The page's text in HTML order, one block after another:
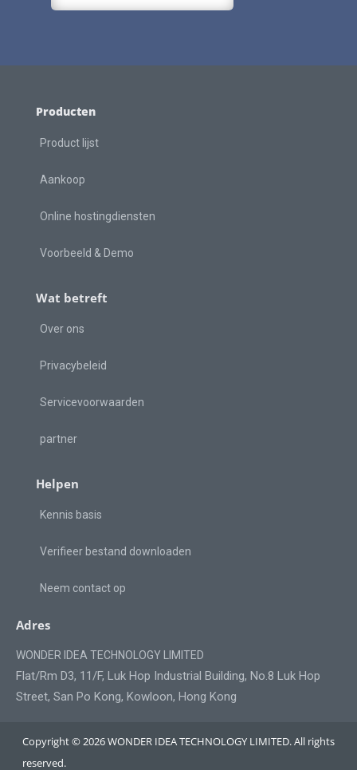
Producten
Product lijst
Aankoop
Online hostingdiensten
Voorbeeld & Demo
Wat betreft
Over ons
Privacybeleid
Servicevoorwaarden
partner
Helpen
Kennis basis
Verifieer bestand downloaden
Neem contact op
Adres
WONDER IDEA TECHNOLOGY LIMITED
Flat/Rm D3, 11/F, Luk Hop Industrial Building, No.8 Luk Hop
Street, San Po Kong, Kowloon, Hong Kong
Copyright © 2026 WONDER IDEA TECHNOLOGY LIMITED. All rights
reserved.